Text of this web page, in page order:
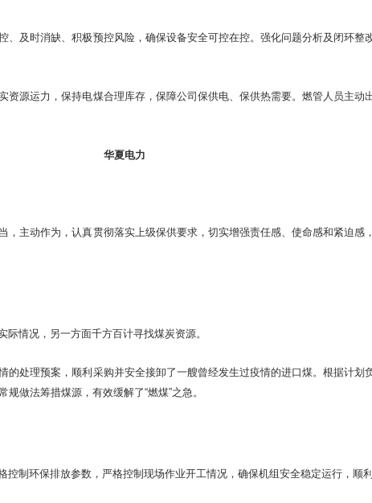
及时消缺、积极预控风险，确保设备安全可控在控。强化问题分析及闭环整
源运力，保持电煤合理库存，保障公司保供电、保供热需要。燃管人员主动
华夏电力
主动作为，认真贯彻落实上级保供要求，切实增强责任感、使命感和紧迫感
情况，另一方面千方百计寻找煤炭资源。
处理预案，顺利采购并安全接卸了一艘曾经发生过疫情的进口煤。根据计划
做法筹措煤源，有效缓解了“燃煤”之急。
制环保排放参数，严格控制现场作业开工情况，确保机组安全稳定运行，顺利